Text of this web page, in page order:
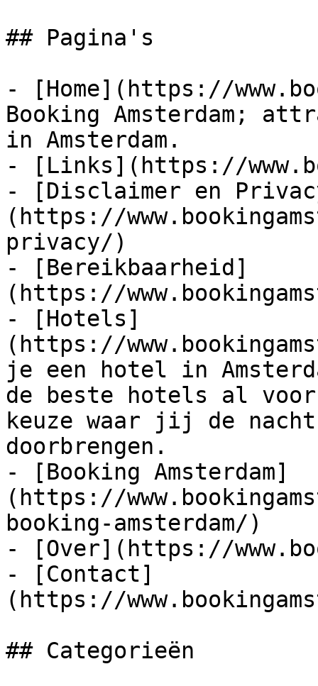
## Pagina's
- [Home](https://
Booking Amsterdam;
in Amsterdam.
- [Links](https://
- [Disclaimer en
(https://
privacy/)
- [Bereikbaarheid]
(https://
- [Hotels]
(https://
je een hotel in
de beste hotels al
keuze waar jij de
doorbrengen.
- [Booking Amsterdam]
(https://
booking-amsterdam/)
- [Over](https://
- [Contact]
(https://
## Categorieën